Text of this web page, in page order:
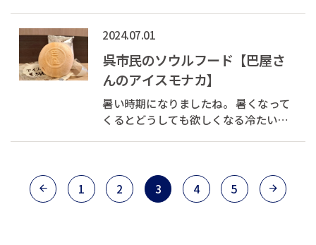
シャル」という看板メニュー。 一般的
な肉玉そば（ベーシックな広島のお好
み焼き）にエビ、タコが入っていま
す。...
2024.07.01
呉市民のソウルフード【巴屋さ
んのアイスモナカ】
暑い時期になりましたね。 暑くなって
くるとどうしても欲しくなる冷たい飲
の味のバリエーションはとっても豊富
で現在は14種類。 定番のチョコやバ...
1 2 3 4 5